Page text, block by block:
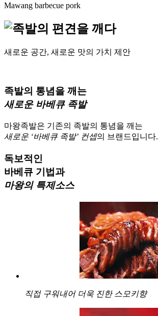
Mawang barbecue pork
새로운 공간, 새로운 맛의 가치 제안
족발의 통념을 깨는
새로운 바베큐 족발
마왕족발은 기존의 족발의 통념을 깨는
새로운 ‘바베큐 족발’ 컨셉의 브랜드입니다.
독보적인
바베큐 기법과
마왕의 특제소스
직접 구워내어 더욱 진한 스모키향